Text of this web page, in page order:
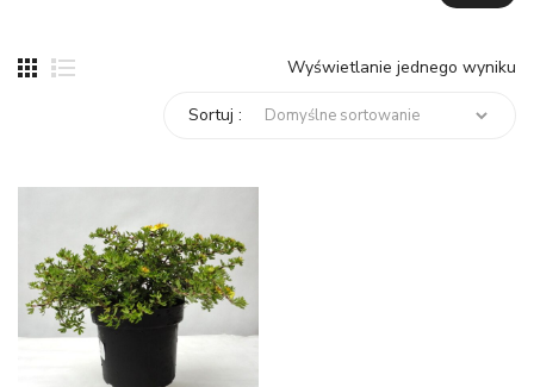
Wyświetlanie jednego wyniku
Sortuj :